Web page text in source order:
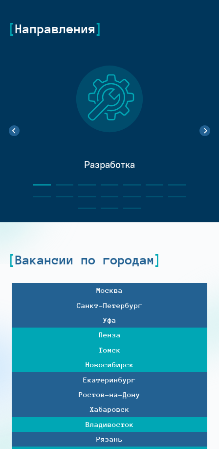
Направления
Разработка
Вакансии по городам
Москва
Санкт-Петербург
Уфа
Пенза
Томск
Новосибирск
Екатеринбург
Ростов-на-Дону
Хабаровск
Владивосток
Рязань